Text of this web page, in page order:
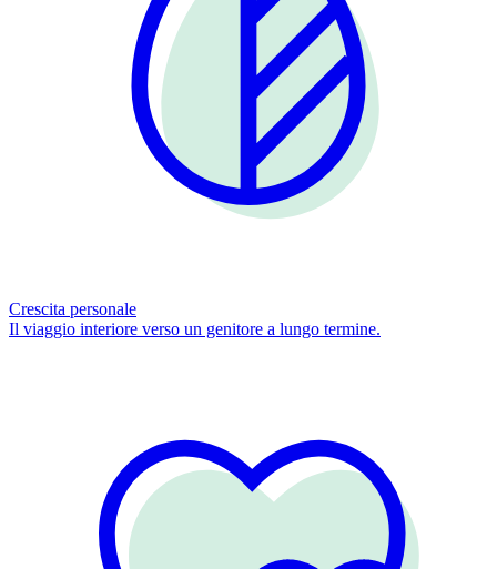
Crescita personale
Il viaggio interiore verso un genitore a lungo termine.